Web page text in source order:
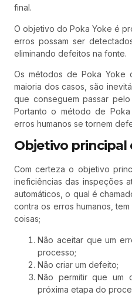
final.
O objetivo do Poka Yoke é
erros possam ser
eliminando defeitos na fonte.
Os métodos de Poka Yoke
maioria dos casos, são
que conseguem passar
Portanto o método de
erros humanos se tornem
Objetivo principal
Com certeza o objetivo
ineficiências das inspeções
automáticos, o qual é
contra os erros humanos,
coisas;
Não aceitar que um
processo;
Não criar um defeito;
Não permitir que um
próxima etapa do